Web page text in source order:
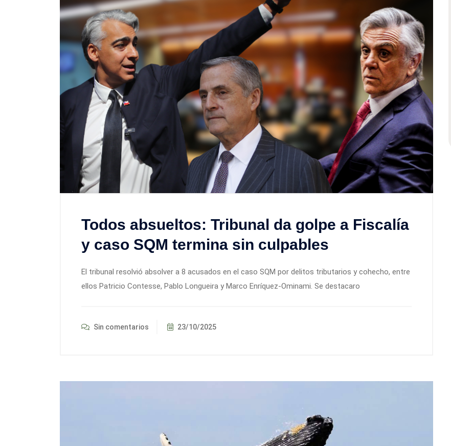
Todos absueltos: Tribunal da golpe a Fiscalía
y caso SQM termina sin culpables
El tribunal resolvió absolver a 8 acusados en el caso SQM por delitos tributarios y cohecho, entre
ellos Patricio Contesse, Pablo Longueira y Marco Enríquez-Ominami. Se destacaro
Sin comentarios 23/10/2025